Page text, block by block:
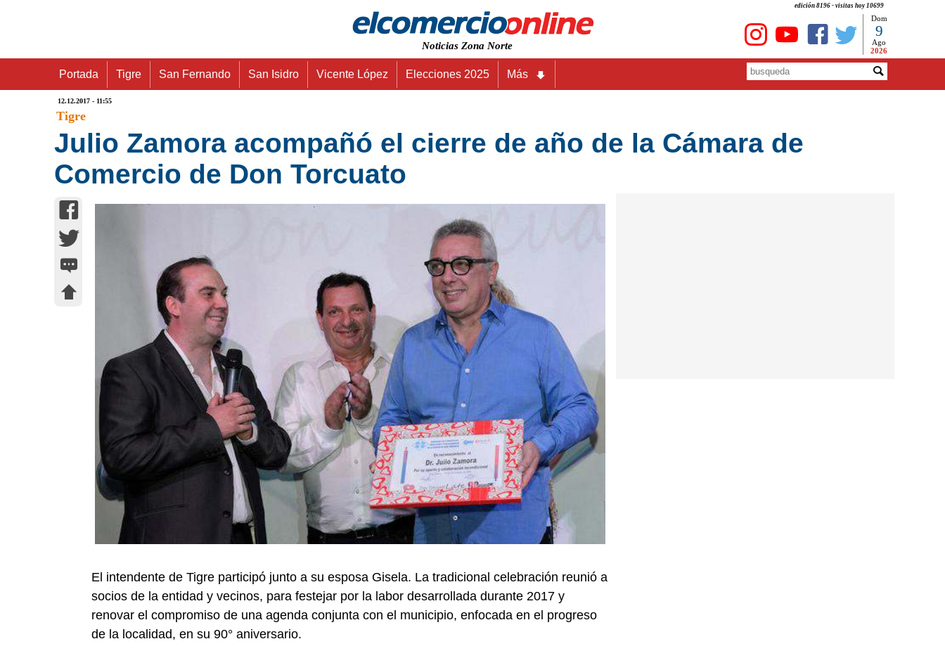
edición 8196 - visitas hoy 10699
Noticias Zona Norte
Dom
9
Ago
2026
Portada Tigre San Fernando San Isidro Vicente López Elecciones 2025 Más
12.12.2017 - 11:55
Tigre
Julio Zamora acompañó el cierre de año de la Cámara de
Comercio de Don Torcuato
El intendente de Tigre participó junto a su esposa Gisela. La tradicional celebración reunió a
socios de la entidad y vecinos, para festejar por la labor desarrollada durante 2017 y
renovar el compromiso de una agenda conjunta con el municipio, enfocada en el progreso
de la localidad, en su 90° aniversario.